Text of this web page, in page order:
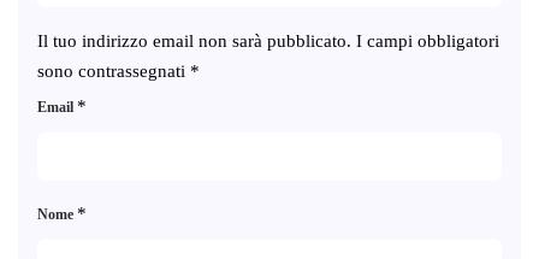
Il tuo indirizzo email non sarà pubblicato. I campi obbligatori
sono contrassegnati *
Nome *
Email *